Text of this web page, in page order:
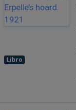
Libro